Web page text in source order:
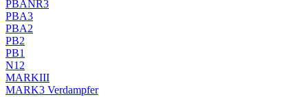
PBANR3
PBA3
PBA2
PB2
PB1
N12
MARKIII
MARK3 Verdampfer